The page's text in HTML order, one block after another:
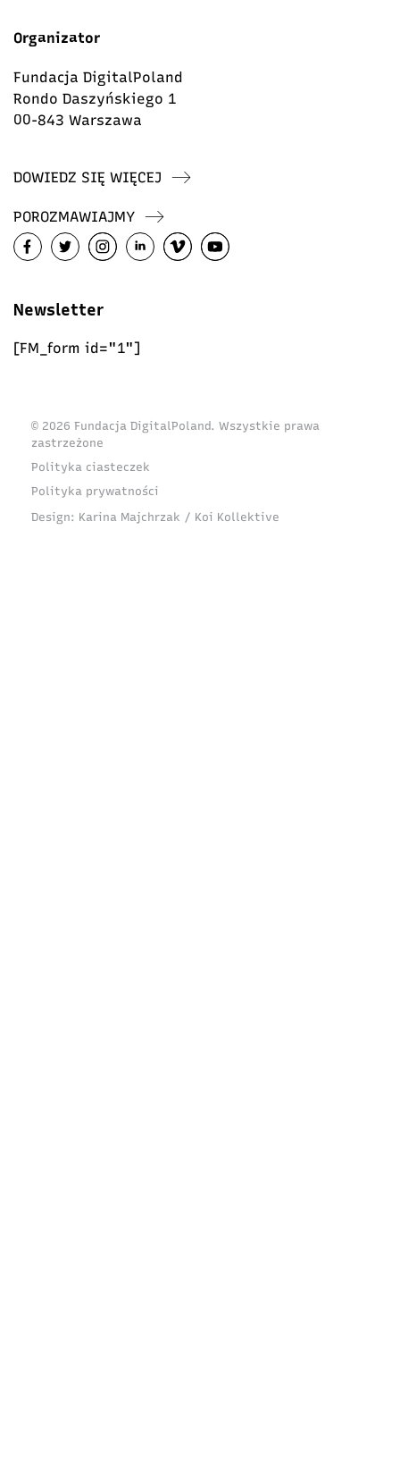
Organizator
Fundacja DigitalPoland
Rondo Daszyńskiego 1
00-843 Warszawa
DOWIEDZ SIĘ WIĘCEJ
POROZMAWIAJMY
Newsletter
[FM_form id="1"]
© 2026 Fundacja DigitalPoland. Wszystkie prawa
zastrzeżone
Polityka ciasteczek
Polityka prywatności
Design: Karina Majchrzak / Koi Kollektive